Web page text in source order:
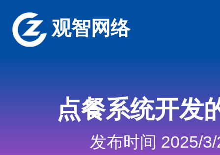
观智网络
点餐系统开发
发布时间 2025/